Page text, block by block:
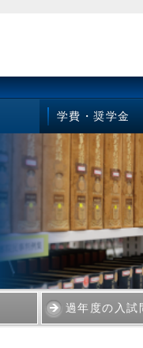
学費・奨学金
過年度の入試